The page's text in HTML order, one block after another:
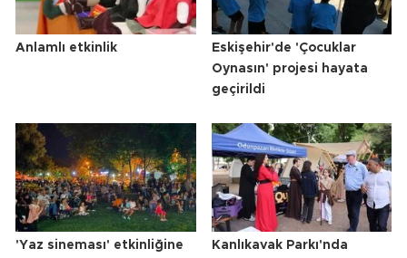
Anlamlı etkinlik
Eskişehir'de 'Çocuklar
Oynasın' projesi hayata
geçirildi
'Yaz sineması' etkinliğine
Kanlıkavak Parkı'nda